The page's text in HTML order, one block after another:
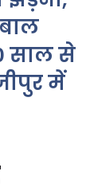
साल से
में